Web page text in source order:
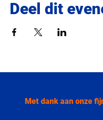
Deel dit
Met dank aan onze